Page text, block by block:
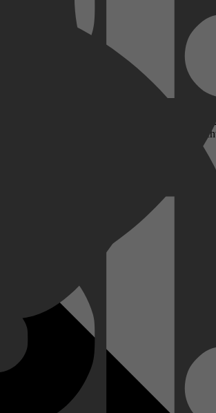
gevangengehouden is. Het is haar
uiterlijk gaat een vastberaden vrouw